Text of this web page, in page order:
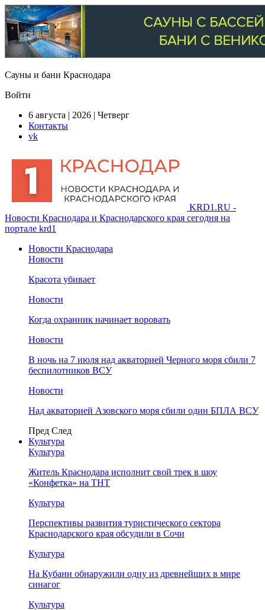
Сауны и бани Краснодара
Войти
6 августа | 2026 | Четверг
Контакты
vk
KRD1.RU -
Новости Краснодара и Краснодарского края сегодня на
портале krd1
Новости Краснодара
Новости
Красота убивает
Новости
Когда охранник начинает воровать
Новости
В ночь на 7 июля над акваторией Черного моря сбили 7
беспилотников ВСУ
Новости
Над акваторией Азовского моря сбили один БПЛА ВСУ
Пред След
Культура
Культура
Житель Краснодара исполнит свой трек в шоу
«Конфетка» на ТНТ
Культура
Перспективы развития туристического сектора
Краснодарского края обсудили в Сочи
Культура
На Кубани обнаружили одну из древнейших в мире
синагог
Культура